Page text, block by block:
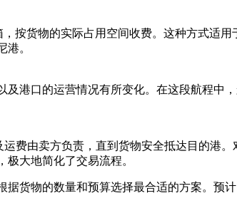
按货物的实际占用空间收费。这种方式适
。
港口的运营情况有所变化。在这段航程中
费由卖方负责，直到货物安全抵达目的港
大地简化了交易流程。
货物的数量和预算选择最合适的方案。预